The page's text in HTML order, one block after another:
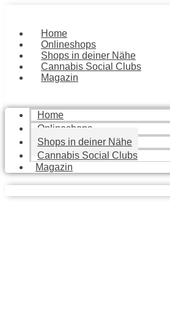
springenHome
Onlineshops
Shops in deiner Nähe
Cannabis Social Clubs
Magazin
Home
Onlineshops
Shops in deiner Nähe
Cannabis Social Clubs
Magazin